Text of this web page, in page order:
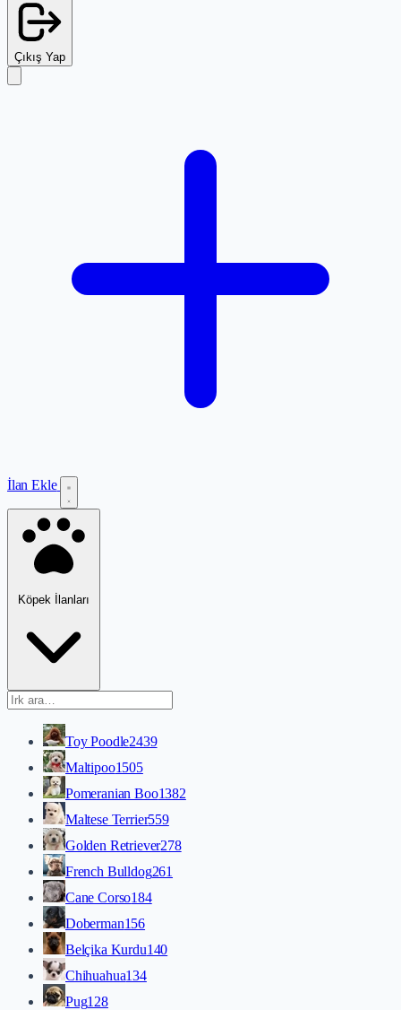
Çıkış Yap
İlan Ekle
Köpek İlanları
Toy Poodle2439
Maltipoo1505
Pomeranian Boo1382
Maltese Terrier559
Golden Retriever278
French Bulldog261
Cane Corso184
Doberman156
Belçika Kurdu140
Chihuahua134
Pug128